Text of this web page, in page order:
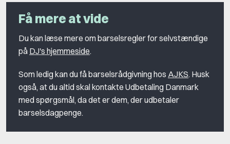
Få mere at vide
Du kan læse mere om barselsregler for selvstændige
på DJ's hjemmeside.
Som ledig kan du få barselsrådgivning hos AJKS. Husk
også, at du altid skal kontakte Udbetaling Danmark
med spørgsmål, da det er dem, der udbetaler
barselsdagpenge.